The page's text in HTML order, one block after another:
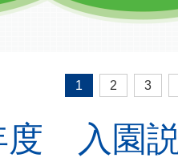
1 2 3
度 入園